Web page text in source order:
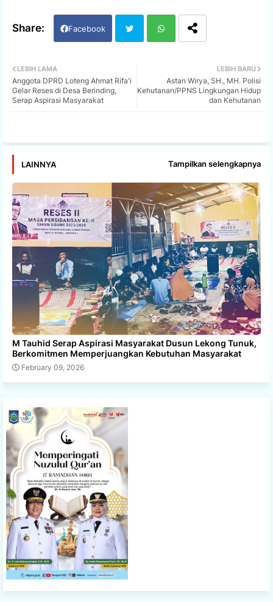
Facebook
tter ats
LEBIH BARU
Astan Wirya, SH., MH. Polisi
Kehutanan/PPNS Lingkungan Hidup
dan Kehutanan
LEBIH LAMA
Anggota DPRD Loteng Ahmat Rifa'i
Gelar Reses di Desa Berinding,
Serap Aspirasi Masyarakat
LAINNYA Tampilkan selengkapnya
M Tauhid Serap Aspirasi Masyarakat Dusun Lekong Tunuk,
Berkomitmen Memperjuangkan Kebutuhan Masyarakat
February 09, 2026